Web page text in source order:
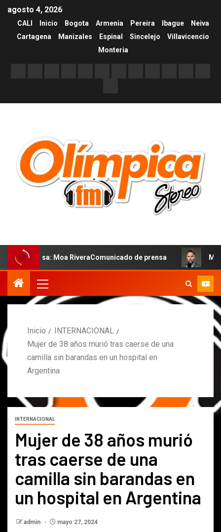
agosto 4, 2026
CALI Inicio Bogota Armenia Pereira Ibague
Neiva
Cartagena
Manizales Espinal Sincelejo
Villavicencio
Monteria
Moa RiveraComunicado de prensa MARCOS
Inicio
INTERNACIONAL
Mujer de 38 años murió tras caerse de una
camilla sin barandas en un hospital en
Argentina
INTERNACIONAL
Mujer de 38 años murió
tras caerse de una
camilla sin barandas en
un hospital en Argentina
admin mayo 27, 2024